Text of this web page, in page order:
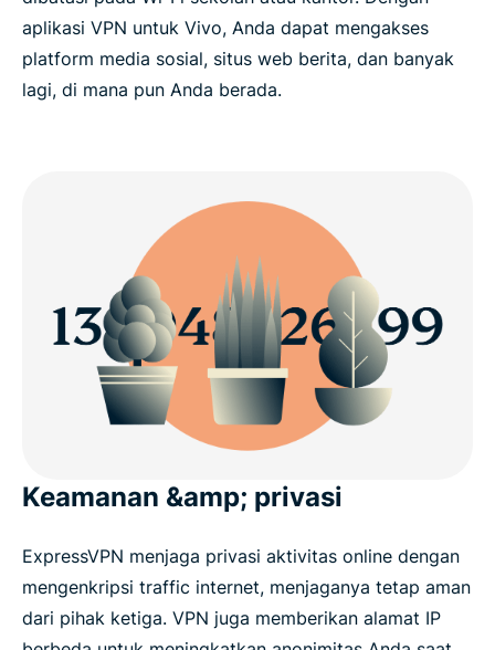
aplikasi VPN untuk Vivo, Anda dapat mengakses
platform media sosial, situs web berita, dan banyak
lagi, di mana pun Anda berada.
Keamanan &amp; privasi
ExpressVPN menjaga privasi aktivitas online dengan
mengenkripsi traffic internet, menjaganya tetap aman
dari pihak ketiga. VPN juga memberikan alamat IP